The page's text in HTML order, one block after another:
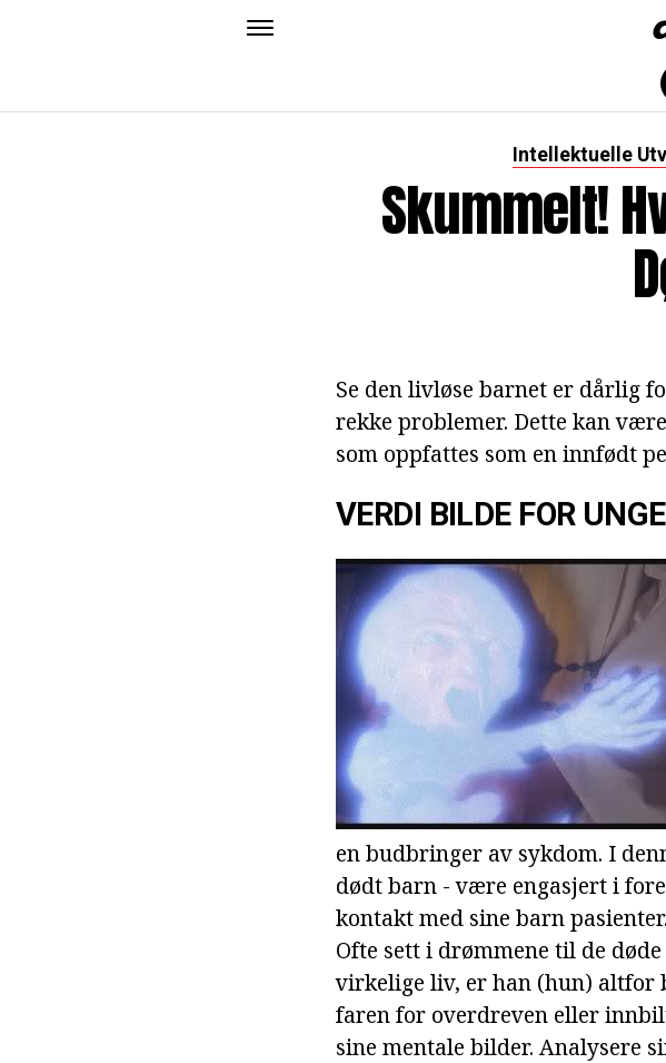
Intellektuelle
Skummelt!
Se den livløse barnet er dårlig
rekke problemer. Dette kan
som oppfattes som en innfødt
VERDI BILDE FOR
en budbringer av sykdom. I
dødt barn - være engasjert i
kontakt med sine barn
Ofte sett i drømmene til de
virkelige liv, er han (hun) altfor
faren for overdreven eller
sine mentale bilder. Analysere